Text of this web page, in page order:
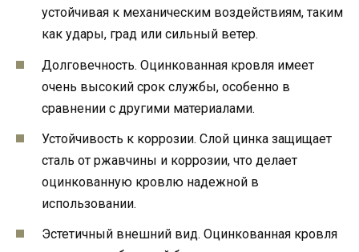
устойчивая к механическим воздействиям, таким
как удары, град или сильный ветер.
Долговечность. Оцинкованная кровля имеет
очень высокий срок службы, особенно в
сравнении с другими материалами.
Устойчивость к коррозии. Слой цинка защищает
сталь от ржавчины и коррозии, что делает
оцинкованную кровлю надежной в
использовании.
Эстетичный внешний вид. Оцинкованная кровля